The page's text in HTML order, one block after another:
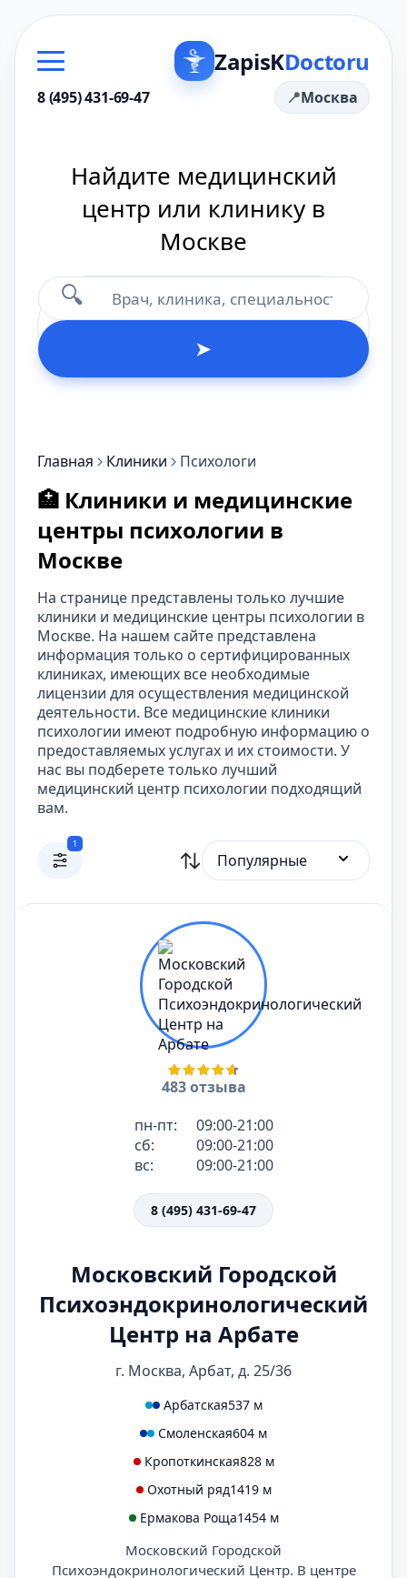
ZapisKDoctoru
8 (495) 431-69-47 Москва
Найдите медицинский
центр или клинику в
Москве
🔍
➤
Главная Клиники Психологи
🏥 Клиники и медицинские
центры психологии в
Москве
На странице представлены только лучшие
клиники и медицинские центры психологии в
Москве. На нашем сайте представлена
информация только о сертифицированных
клиниках, имеющих все необходимые
лицензии для осуществления медицинской
деятельности. Все медицинские клиники
психологии имеют подробную информацию о
предоставляемых услугах и их стоимости. У
нас вы подберете только лучший
медицинский центр психологии подходящий
вам.
1
Популярные
483 отзыва
пн-пт:
09:00-21:00
сб:
09:00-21:00
вс:
09:00-21:00
8 (495) 431-69-47
Московский Городской
Психоэндокринологический
Центр на Арбате
г. Москва, Арбат, д. 25/36
Арбатская537 м
Смоленская604 м
Кропоткинская828 м
Охотный ряд1419 м
Ермакова Роща1454 м
Московский Городской
Психоэндокринологический Центр. В центре